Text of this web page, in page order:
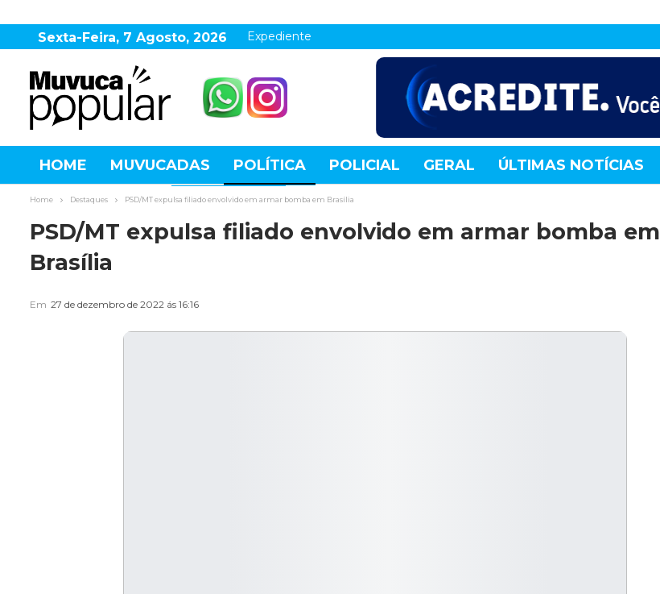
Sexta-Feira, 7 Agosto, 2026 Expediente
HOME MUVUCADAS POLÍTICA POLICIAL GERAL ÚLTIMAS NOTÍCIAS
AGRONEGÓCIO DESTAQUES ESPORTE
Home Destaques PSD/MT expulsa filiado envolvido em armar bomba em Brasília
PSD/MT expulsa filiado envolvido em armar bomba em
Brasília
Em 27 de dezembro de 2022 ás 16:16